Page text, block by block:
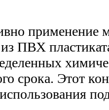
применение
ПВХ
срока. Этот